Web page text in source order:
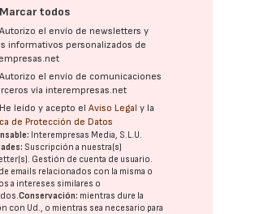
Marcar todos
Autorizo el envío de newsletters y
informativos personalizados de
Autorizo el envío de comunicaciones
vía interempresas.net
He leído y acepto elAviso Legal y la
de Protección de Datos
Interempresas Media, S.L.U.
Suscripción a nuestra(s)
Gestión de cuenta de usuario.
emails relacionados con la misma o
a intereses similares o
Conservación: mientras dure la
con Ud., o mientras sea necesario para